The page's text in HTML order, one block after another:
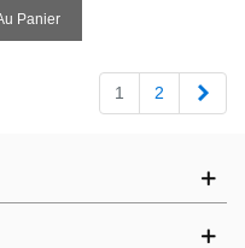
Panier
1 2